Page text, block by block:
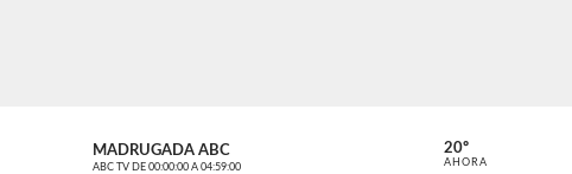
MADRUGADA ABC
ABC TV DE 00:00:00 A 04:59:00 ABC CARDINAL
20º
AHORA